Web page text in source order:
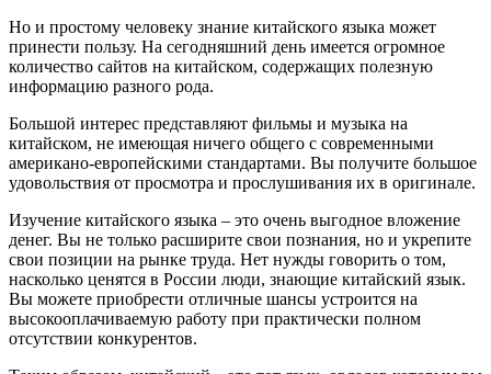
Но и простому человеку знание китайского языка может
принести пользу. На сегодняшний день имеется огромное
количество сайтов на китайском, содержащих полезную
информацию разного рода.
Большой интерес представляют фильмы и музыка на
китайском, не имеющая ничего общего с современными
американо-европейскими стандартами. Вы получите большое
удовольствия от просмотра и прослушивания их в оригинале.
Изучение китайского языка – это очень выгодное вложение
денег. Вы не только расширите свои познания, но и укрепите
свои позиции на рынке труда. Нет нужды говорить о том,
насколько ценятся в России люди, знающие китайский язык.
Вы можете приобрести отличные шансы устроится на
высокооплачиваемую работу при практически полном
отсутствии конкурентов.